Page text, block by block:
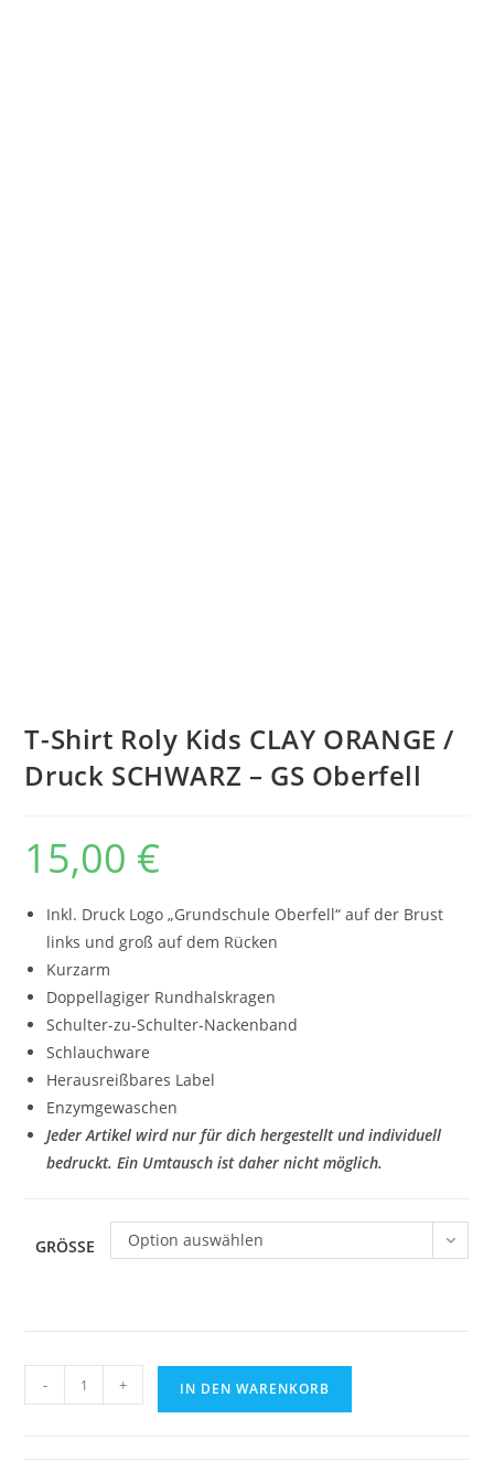
T-Shirt Roly Kids CLAY ORANGE /
Druck SCHWARZ – GS Oberfell
15,00 €
Inkl. Druck Logo „Grundschule Oberfell“ auf der Brust
links und groß auf dem Rücken
Kurzarm
Doppellagiger Rundhalskragen
Schulter-zu-Schulter-Nackenband
Schlauchware
Herausreißbares Label
Enzymgewaschen
Jeder Artikel wird nur für dich hergestellt und individuell
bedruckt. Ein Umtausch ist daher nicht möglich.
GRÖSSE Option auswählen
Shirt
- + IN DEN WARENKORB